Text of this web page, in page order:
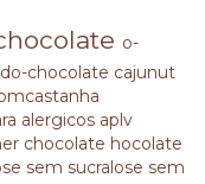
o-
chocolate cajunut
alergicos aplv
chocolate hocolate
sem sucralose sem